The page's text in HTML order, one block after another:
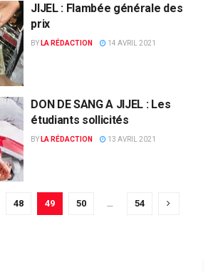
JIJEL : Flambée générale des
prix
BY LA RÉDACTION 14 AVRIL 2021
DON DE SANG A JIJEL : Les
étudiants sollicités
BY LA RÉDACTION 13 AVRIL 2021
48 49 50 … 54